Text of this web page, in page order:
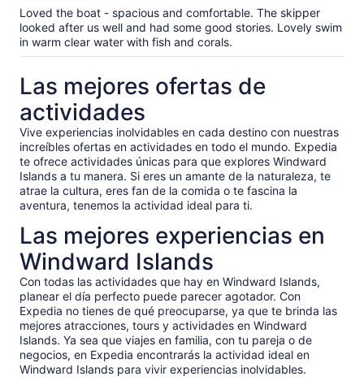
Loved the boat - spacious and comfortable. The skipper
looked after us well and had some good stories. Lovely swim
in warm clear water with fish and corals.
Las mejores ofertas de
actividades
Vive experiencias inolvidables en cada destino con nuestras
increíbles ofertas en actividades en todo el mundo. Expedia
te ofrece actividades únicas para que explores Windward
Islands a tu manera. Si eres un amante de la naturaleza, te
atrae la cultura, eres fan de la comida o te fascina la
aventura, tenemos la actividad ideal para ti.
Las mejores experiencias en
Windward Islands
Con todas las actividades que hay en Windward Islands,
planear el día perfecto puede parecer agotador. Con
Expedia no tienes de qué preocuparse, ya que te brinda las
mejores atracciones, tours y actividades en Windward
Islands. Ya sea que viajes en familia, con tu pareja o de
negocios, en Expedia encontrarás la actividad ideal en
Windward Islands para vivir experiencias inolvidables.